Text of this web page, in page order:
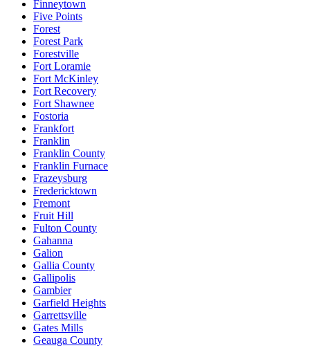
Finneytown
Five Points
Forest
Forest Park
Forestville
Fort Loramie
Fort McKinley
Fort Recovery
Fort Shawnee
Fostoria
Frankfort
Franklin
Franklin County
Franklin Furnace
Frazeysburg
Fredericktown
Fremont
Fruit Hill
Fulton County
Gahanna
Galion
Gallia County
Gallipolis
Gambier
Garfield Heights
Garrettsville
Gates Mills
Geauga County